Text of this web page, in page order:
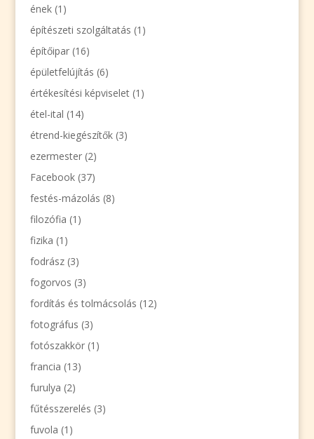
ének(1)
építészeti szolgáltatás (1)
építőipar(16)
épületfelújítás (6)
értékesítési képviselet(1)
étel-ital (14)
étrend-kiegészítők(3)
ezermester(2)
Facebook(37)
festés-mázolás (8)
filozófia (1)
fizika (1)
fodrász(3)
fogorvos (3)
fordítás és tolmácsolás (12)
fotográfus (3)
fotószakkör(1)
francia (13)
furulya (2)
fűtésszerelés (3)
fuvola (1)